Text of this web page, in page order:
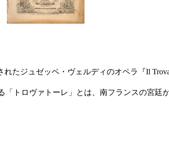
れたジュゼッペ・ヴェルディのオペラ『Il
トロヴァトーレ」とは、南フランスの宮廷